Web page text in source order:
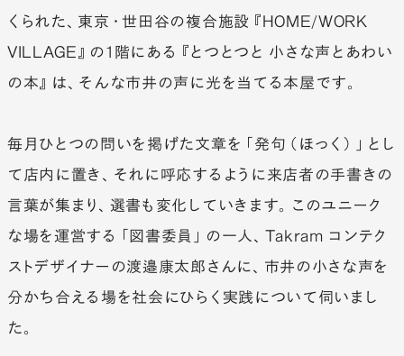
くられた、東京・世田谷の複合施設『HOME/WORK
VILLAGE』の1階にある『とつとつと 小さな声とあわい
の本』は、そんな市井の声に光を当てる本屋です。
毎月ひとつの問いを掲げた文章を「発句（ほっく）」とし
て店内に置き、それに呼応するように来店者の手書きの
言葉が集まり、選書も変化していきます。このユニーク
な場を運営する「図書委員」の一人、Takram コンテク
ストデザイナーの渡邉康太郎さんに、市井の小さな声を
分かち合える場を社会にひらく実践について伺いまし
た。